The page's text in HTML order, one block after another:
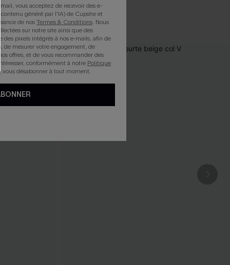
vous acceptez de recevoir des e-
généré par l'IA) de Cupshe et
de nosTermes & Conditions. Nous
sur notre site ainsi que des
des pixels intégrés à nos e-mails, afin de
de mesurer votre engagement, de
offres, et de vous recommander des
conformément à notre Politique
vous désabonner à tout moment.